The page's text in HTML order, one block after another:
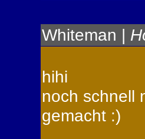
Whiteman |
hihi
noch schnell
gemacht :)